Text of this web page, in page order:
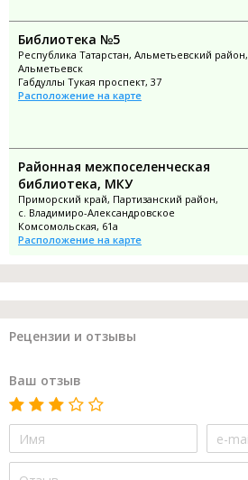
Библиотека №5
Республика Татарстан, Альметьевский район,
Альметьевск
Габдуллы Тукая проспект, 37
Расположение на карте
Районная межпоселенческая
библиотека, МКУ
Приморский край, Партизанский район,
с. Владимиро-Александровское
Комсомольская, 61а
Расположение на карте
Рецензии и отзывы
Ваш отзыв